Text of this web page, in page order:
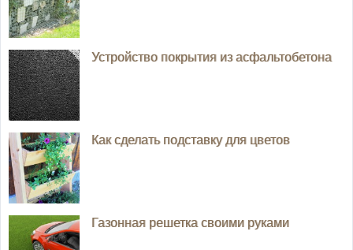
Устройство покрытия из асфальтобетона
Как сделать подставку для цветов
Газонная решетка своими руками